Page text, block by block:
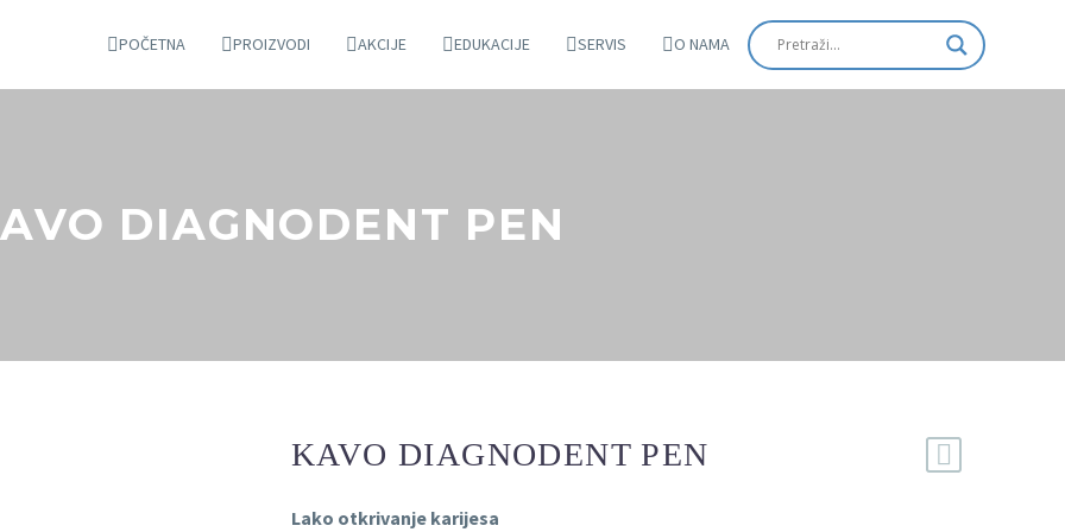
POČETNA PROIZVODI AKCIJE EDUKACIJE SERVIS O NAMA
DIAGNODENT PEN
KAVO DIAGNODENT PEN
Lako otkrivanje karijesa